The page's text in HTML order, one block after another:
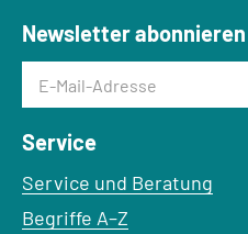
Newsletter abonnieren
E-Mail-Adresse
Service
Service und Beratung
Begriffe A–Z